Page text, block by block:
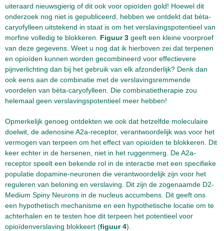
uiteraard nieuwsgierig of dit ook voor opioïden gold! Hoewel dit
onderzoek nog niet is gepubliceerd, hebben we ontdekt dat bèta-
caryofylleen uitstekend in staat is om het verslavingspotentieel van
morfine volledig te blokkeren. Figuur 3 geeft een kleine voorproef
van deze gegevens. Weet u nog dat ik hierboven zei dat terpenen
en opioïden kunnen worden gecombineerd voor effectievere
pijnverlichting dan bij het gebruik van elk afzonderlijk? Denk dan
ook eens aan de combinatie met de verslavingsremmende
voordelen van bèta-caryofylleen. Die combinatietherapie zou
helemaal geen verslavingspotentieel meer hebben!
Opmerkelijk genoeg ontdekten we ook dat hetzelfde moleculaire
doelwit, de adenosine A2a-receptor, verantwoordelijk was voor het
vermogen van terpeen om het effect van opioïden te blokkeren. Dit
keer echter in de hersenen, niet in het ruggenmerg. De A2a-
receptor speelt een bekende rol in de interactie met een specifieke
populatie dopamine-neuronen die verantwoordelijk zijn voor het
reguleren van beloning en verslaving. Dit zijn de zogenaamde D2-
Medium Spiny Neurons in de nucleus accumbens. Dit geeft ons
een hypothetisch mechanisme en een hypothetische locatie om te
achterhalen en te testen hoe dit terpeen het potentieel voor
opioïdenverslaving blokkeert (figuur 4).